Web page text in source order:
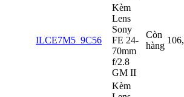
ILCE7M5_9C56
Kèm
Lens
Sony
FE 24-
70mm
f/2.8
GM II
Còn
hàng
Kèm